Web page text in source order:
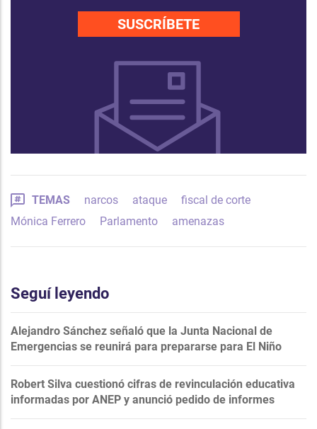
SUSCRÍBETE
TEMAS narcos ataque
fiscal de corte
Mónica Ferrero
Parlamento amenazas
Seguí leyendo
Alejandro Sánchez señaló que la Junta Nacional de
Emergencias se reunirá para prepararse para El Niño
Robert Silva cuestionó cifras de revinculación educativa
informadas por ANEP y anunció pedido de informes